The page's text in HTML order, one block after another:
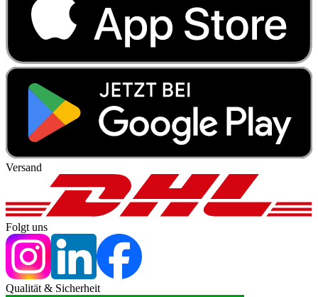
Versand
Folgt uns
Qualität & Sicherheit